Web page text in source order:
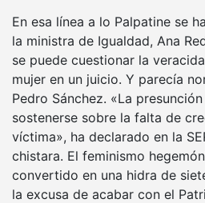
En esa línea a lo Palpatine se
la ministra de Igualdad, Ana
se puede cuestionar la
mujer en un juicio. Y parecía
Pedro Sánchez. «La
sostenerse sobre la falta de
víctima», ha declarado en la
chistara. El feminismo
convertido en una hidra de
la excusa de acabar con el